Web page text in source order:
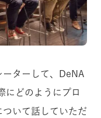
ターして、DeNA
にどのようにプロ
ついて話していただ